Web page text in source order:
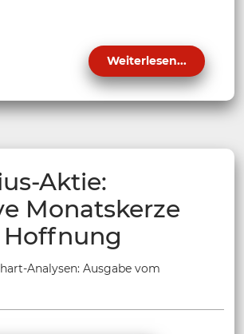
Weiterlesen...
Aktie:
Monatskerze
Analysen: Ausgabe vom